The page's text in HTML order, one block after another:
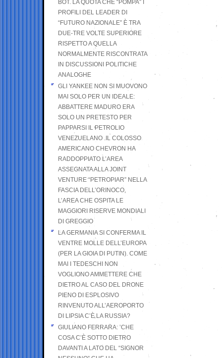
BOT. LA QUOTA CHE “POMPA” I
PROFILI DEL LEADER DI
“FUTURO NAZIONALE” È TRA
DUE-TRE VOLTE SUPERIORE
RISPETTO A QUELLA
NORMALMENTE RISCONTRATA
IN DISCUSSIONI POLITICHE
ANALOGHE
GLI YANKEE NON SI MUOVONO
MAI SOLO PER UN IDEALE:
ABBATTERE MADURO ERA
SOLO UN PRETESTO PER
PAPPARSI IL PETROLIO
VENEZUELANO .IL COLOSSO
AMERICANO CHEVRON HA
RADDOPPIATO L’AREA
ASSEGNATA ALLA JOINT
VENTURE “PETROPIAR” NELLA
FASCIA DELL’ORINOCO,
L’AREA CHE OSPITA LE
MAGGIORI RISERVE MONDIALI
DI GREGGIO
LA GERMANIA SI CONFERMA IL
VENTRE MOLLE DELL’EUROPA
(PER LA GIOIA DI PUTIN). COME
MAI I TEDESCHI NON
VOGLIONO AMMETTERE CHE
DIETRO AL CASO DEL DRONE
PIENO DI ESPLOSIVO
RINVENUTO ALL’AEROPORTO
DI LIPSIA C’È LA RUSSIA?
GIULIANO FERRARA: ’CHE
COSA C’È SOTTO DIETRO
DAVANTI A LATO DEL “SIGNOR